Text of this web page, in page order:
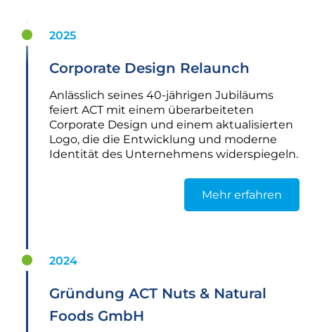
2025
Corporate Design Relaunch
Anlässlich seines 40-jährigen Jubiläums
feiert ACT mit einem überarbeiteten
Corporate Design und einem aktualisierten
Logo, die die Entwicklung und moderne
Identität des Unternehmens widerspiegeln.
Mehr erfahren
2024
Gründung ACT Nuts & Natural
Foods GmbH